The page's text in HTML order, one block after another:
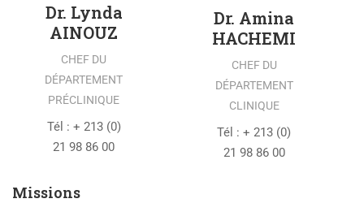
Dr. Lynda
AINOUZ
CHEF DU
DÉPARTEMENT
PRÉCLINIQUE
Tél : + 213 (0)
21 98 86 00
Dr. Amina
HACHEMI
CHEF DU
DÉPARTEMENT
CLINIQUE
Tél : + 213 (0)
21 98 86 00
Missions